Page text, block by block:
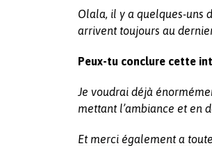
Olala, il y a quelques-uns
arrivent toujours au
Peux-tu conclure cette
Je voudrai déjà
mettant l’ambiance et en
Et merci également a